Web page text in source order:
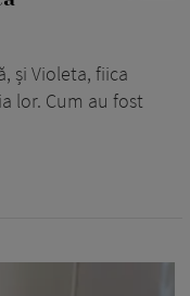
și Violeta, fiica
lor. Cum au fost